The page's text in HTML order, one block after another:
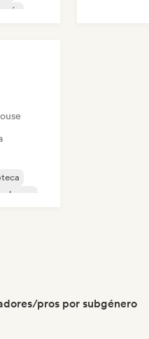
house
pros por subgénero